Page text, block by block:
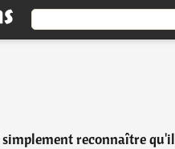
reconnaître qu'il